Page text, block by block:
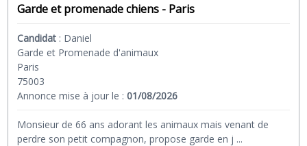
Garde et promenade chiens - Paris
Candidat : Daniel
Garde et Promenade d'animaux
Paris
75003
Annonce mise à jour le :01/08/2026
Monsieur de 66 ans adorant les animaux mais venant de
perdre son petit compagnon, propose garde en j ...